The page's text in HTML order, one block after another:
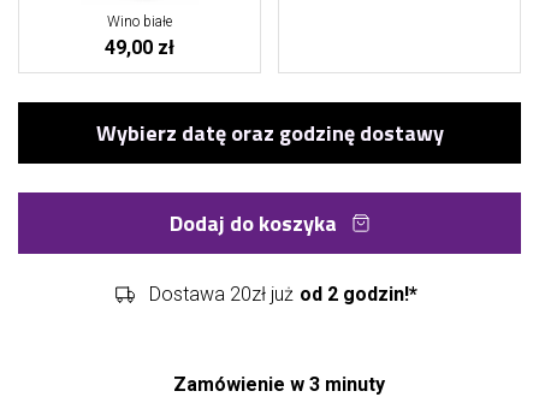
Wino białe
49,00 zł
Dodaj do koszyka
Dostawa 20zł już od 2 godzin!*
Zamówienie w 3 minuty